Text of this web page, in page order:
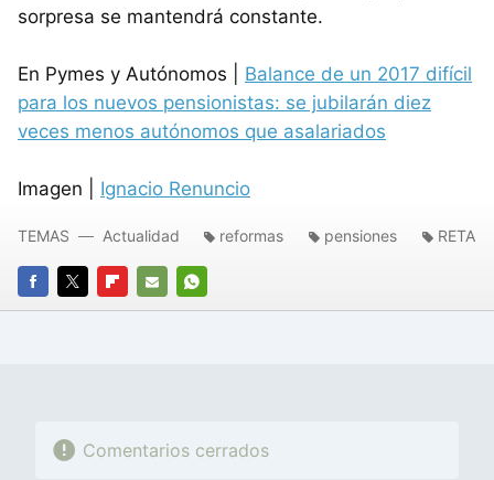
sorpresa se mantendrá constante.
En Pymes y Autónomos | Balance de un 2017 difícil
para los nuevos pensionistas: se jubilarán diez
veces menos autónomos que asalariados
Imagen | Ignacio Renuncio
FACEBOOK
TWITTERFLIPBOARD
E-
WHATSAPP
TEMAS Actualidad reformas pensiones RETA
Comentarios cerrados